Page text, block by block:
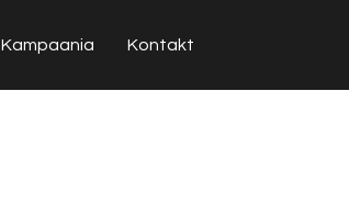
Kampaania Kontakt